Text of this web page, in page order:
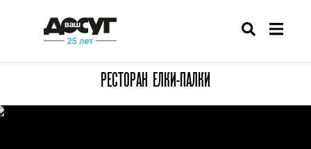
РЕСТОРАН ЕЛКИ-ПАЛКИ